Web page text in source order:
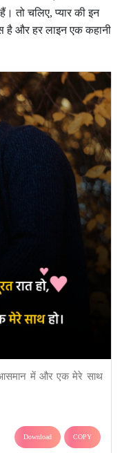
तो चलिए, प्यार की इन
है और हर लाइन एक कहानी
आसमान में और एक मेरे साथ
Download COPY